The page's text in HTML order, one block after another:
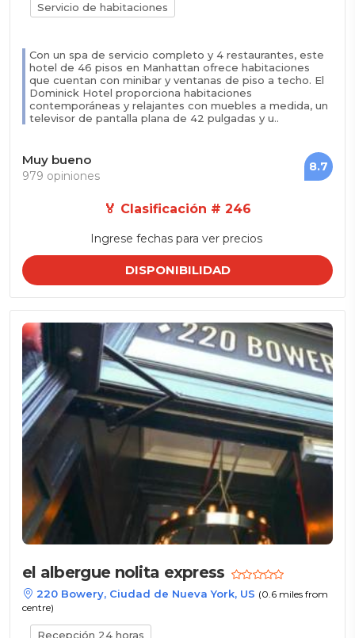
Servicio de habitaciones
Con un spa de servicio completo y 4 restaurantes, este
hotel de 46 pisos en Manhattan ofrece habitaciones
que cuentan con minibar y ventanas de piso a techo. El
Dominick Hotel proporciona habitaciones
contemporáneas y relajantes con muebles a medida, un
televisor de pantalla plana de 42 pulgadas y u..
Muy bueno
979 opiniones
8.7
🏅 Clasificación # 246
Ingrese fechas para ver precios
DISPONIBILIDAD
el albergue nolita express
220 Bowery, Ciudad de Nueva York, US (0.6 miles from
centre)
Recepción 24 horas